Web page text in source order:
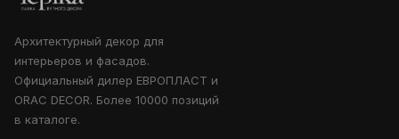
Архитектурный декор для
интерьеров и фасадов.
Официальный дилер ЕВРОПЛАСТ и
ORAC DECOR. Более 10000 позиций
в каталоге.